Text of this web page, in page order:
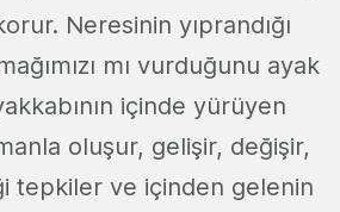
Neresinin yıprandığı
mı vurduğunu ayak
içinde yürüyen
oluşur, gelişir, değişir,
tepkiler ve içinden gelenin